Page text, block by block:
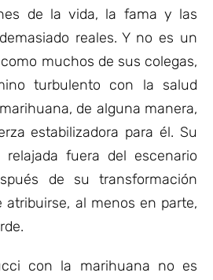
de la vida, la fama y las
reales. Y no es un
muchos de sus colegas,
turbulento con la salud
de alguna manera,
estabilizadora para él. Su
fuera del escenario
de su transformación
atribuirse, al menos en parte,
con la marihuana no es